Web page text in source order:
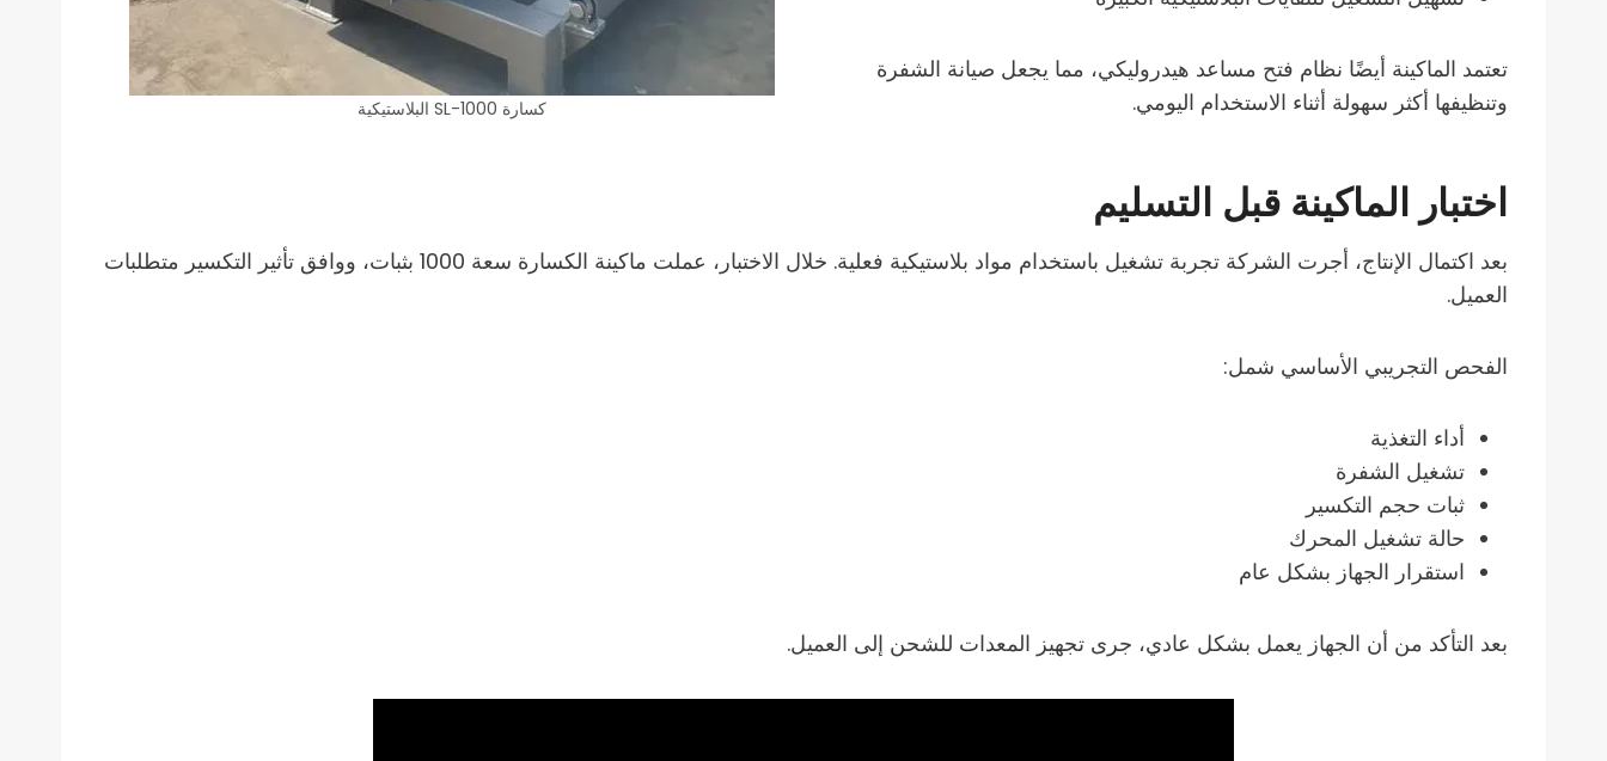
تعتمد الماكينة أيضًا نظام فتح مساعد هيدروليكي، مما يجعل صيانة الشفرة
وتنظيفها أكثر سهولة أثناء الاستخدام اليومي.
كسارة SL-1000 البلاستيكية
اختبار الماكينة قبل التسليم
بعد اكتمال الإنتاج، أجرت الشركة تجربة تشغيل باستخدام مواد بلاستيكية فعلية. خلال الاختبار، عملت ماكينة الكسارة سعة 1000 بثبات، ووافق تأثير التكسير متطلبات
العميل.
الفحص التجريبي الأساسي شمل:
أداء التغذية
تشغيل الشفرة
ثبات حجم التكسير
حالة تشغيل المحرك
استقرار الجهاز بشكل عام
بعد التأكد من أن الجهاز يعمل بشكل عادي، جرى تجهيز المعدات للشحن إلى العميل.